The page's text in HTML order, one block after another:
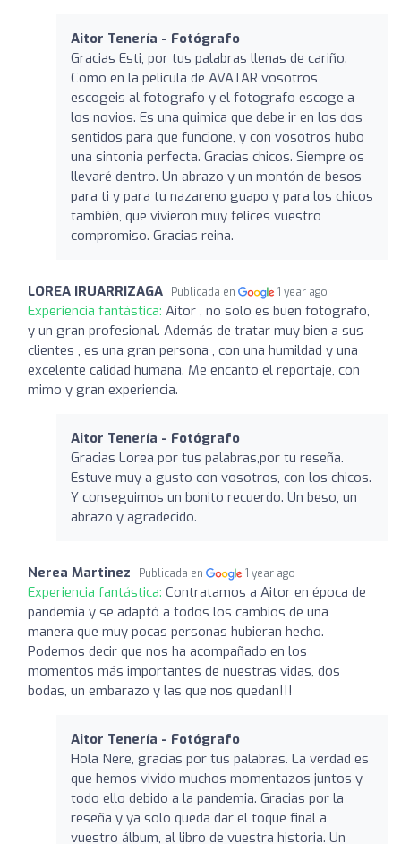
Aitor Tenería - Fotógrafo
Gracias Esti, por tus palabras llenas de cariño.
Como en la pelicula de AVATAR vosotros
escogeis al fotografo y el fotografo escoge a
los novios. Es una quimica que debe ir en los dos
sentidos para que funcione, y con vosotros hubo
una sintonia perfecta. Gracias chicos. Siempre os
llevaré dentro. Un abrazo y un montón de besos
para ti y para tu nazareno guapo y para los chicos
también, que vivieron muy felices vuestro
compromiso. Gracias reina.
LOREA IRUARRIZAGA Publicada en 1 year ago
Experiencia fantástica: Aitor , no solo es buen fotógrafo,
y un gran profesional. Además de tratar muy bien a sus
clientes , es una gran persona , con una humildad y una
excelente calidad humana. Me encanto el reportaje, con
mimo y gran experiencia.
Aitor Tenería - Fotógrafo
Gracias Lorea por tus palabras,por tu reseña.
Estuve muy a gusto con vosotros, con los chicos.
Y conseguimos un bonito recuerdo. Un beso, un
abrazo y agradecido.
Nerea Martinez Publicada en 1 year ago
Experiencia fantástica: Contratamos a Aitor en época de
pandemia y se adaptó a todos los cambios de una
manera que muy pocas personas hubieran hecho.
Podemos decir que nos ha acompañado en los
momentos más importantes de nuestras vidas, dos
bodas, un embarazo y las que nos quedan!!!
Aitor Tenería - Fotógrafo
Hola Nere, gracias por tus palabras. La verdad es
que hemos vivido muchos momentazos juntos y
todo ello debido a la pandemia. Gracias por la
reseña y ya solo queda dar el toque final a
vuestro álbum, al libro de vuestra historia. Un